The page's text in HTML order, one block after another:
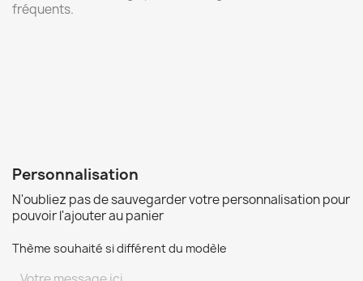
fréquents.
Personnalisation
N'oubliez pas de sauvegarder votre personnalisation pour
pouvoir l'ajouter au panier
Thème souhaité si différent du modèle